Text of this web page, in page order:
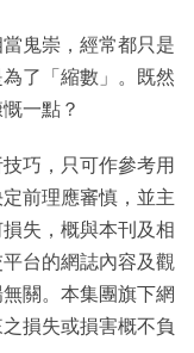
鬼崇，經常都只是
了「縮數」。既然
一點？
巧，只可作參考用
前理應審慎，並主
失，概與本刊及相
台的網誌內容及觀
關。本集團旗下網
損失或損害概不負